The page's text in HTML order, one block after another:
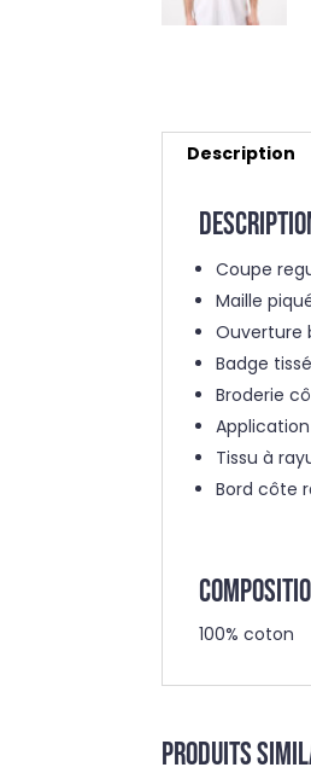
Description
Coupe
Maille
Ouverture
Badge
Broderie
Tissu à
Bord côte
100% coton
Produits